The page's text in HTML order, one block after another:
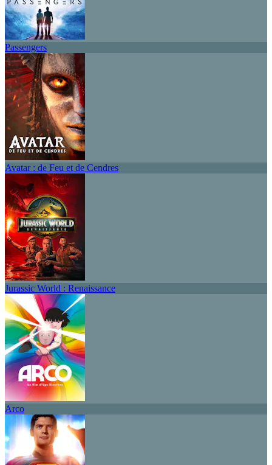
Passengers
Avatar : de Feu et de Cendres
Jurassic World : Renaissance
Arco